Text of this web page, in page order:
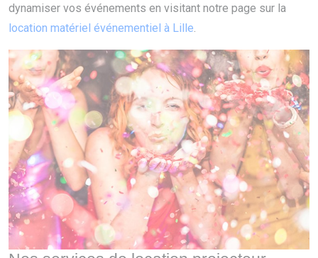
dynamiser vos événements en visitant notre page sur la
location matériel événementiel à Lille.